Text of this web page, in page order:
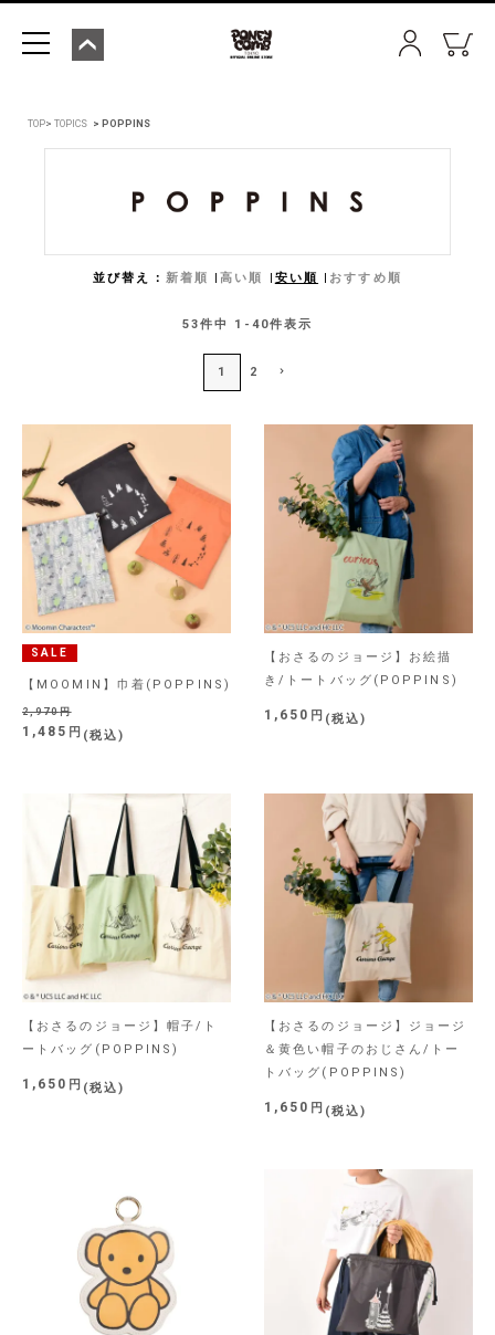
TOP TOPICS POPPINS
並び替え 新着順 高い順 安い順 おすすめ順
53件中 1 - 40件表示
1 2
SALE
【MOOMIN】巾着(POPPINS)
2,970
1,485 税込
【おさるのジョージ】お絵描
き/トートバッグ(POPPINS)
1,650 税込
【おさるのジョージ】帽子/ト
ートバッグ(POPPINS)
1,650 税込
【おさるのジョージ】ジョージ
＆黄色い帽子のおじさん/トー
トバッグ(POPPINS)
1,650 税込